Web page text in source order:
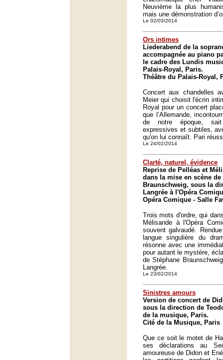
Neuvième la plus
mais une démonstration
Le 02/03/2014
Ors intimes
Liederabend de la
accompagnée au piano
le cadre des Lundis
Palais-Royal, Paris.
Théâtre du Palais-Royal,
Concert aux chandelles
Meier qui choisit l'écrin
Royal pour un concert
que l’Allemande,
de notre époque,
expressives et subtiles,
qu'on lui connaît. Pari
Le 24/02/2014
Clarté, naturel, évidence
Reprise de Pelléas et
dans la mise en scène de
Braunschweig, sous la
Langrée à l'Opéra
Opéra Comique - Salle
Trois mots d'ordre, qui
Mélisande à l'Opéra
souvent galvaudé.
langue singulière du
résonne avec une
pour autant le mystère,
de Stéphane
Langrée.
Le 23/02/2014
Sinistres amours
Version de concert de
sous la direction de
de la musique, Paris.
Cité de la Musique, Paris
Que ce soit le motet de
ses déclarations au
amoureuse de Didon et